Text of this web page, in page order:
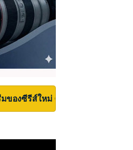
ของซีรีส์ใหม่ Carrie บนเวที San